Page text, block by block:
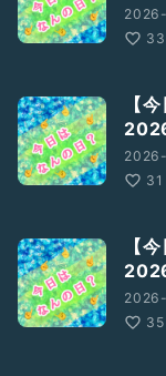
33
【
31
【
35